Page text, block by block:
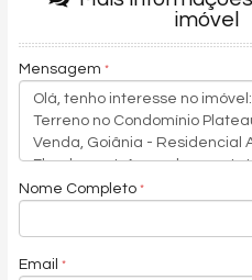
imóvel
Mensagem
Nome Completo
Email